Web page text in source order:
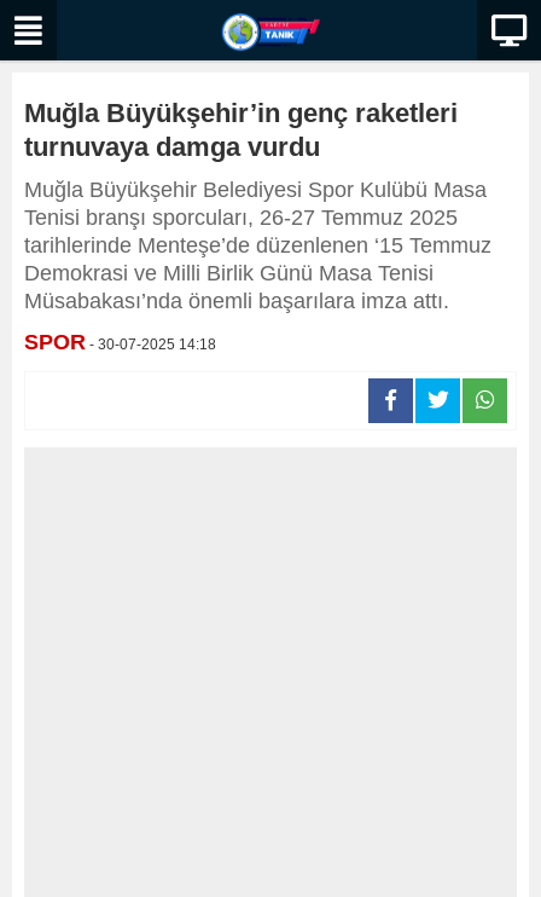
Muğla Büyükşehir’in genç raketleri
turnuvaya damga vurdu
Muğla Büyükşehir Belediyesi Spor Kulübü Masa
Tenisi branşı sporcuları, 26-27 Temmuz 2025
tarihlerinde Menteşe’de düzenlenen ‘15 Temmuz
Demokrasi ve Milli Birlik Günü Masa Tenisi
Müsabakası’nda önemli başarılara imza attı.
SPOR - 30-07-2025 14:18